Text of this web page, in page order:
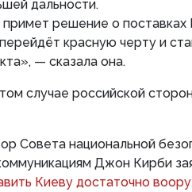
дальности.
решение о
красную черту и
— сказала она.
случае российской
Совета национальной
Джон Кирби
Киеву достаточно